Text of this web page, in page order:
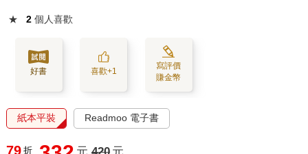
★ 2 個人喜歡
好書 喜歡+1
寫評價
賺金幣
紙本平裝 Readmoo 電子書
79 折